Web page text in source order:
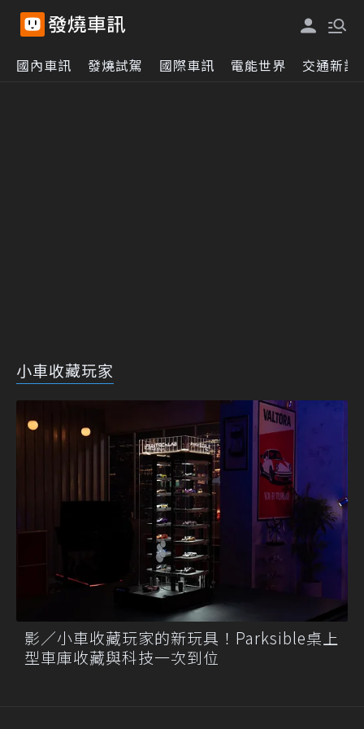
國內車訊 發燒試駕 國際車訊 電能世界 交通新訊
小車收藏玩家
影／小車收藏玩家的新玩具！Parksible桌上
型車庫收藏與科技一次到位